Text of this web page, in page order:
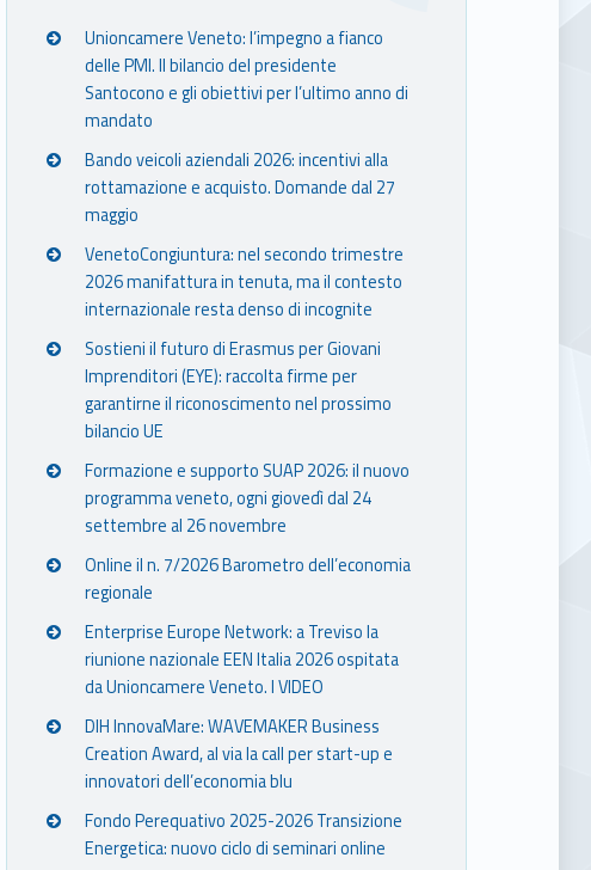
Unioncamere Veneto: l’impegno a fianco
delle PMI. Il bilancio del presidente
Santocono e gli obiettivi per l’ultimo anno di
mandato
Bando veicoli aziendali 2026: incentivi alla
rottamazione e acquisto. Domande dal 27
maggio
VenetoCongiuntura: nel secondo trimestre
2026 manifattura in tenuta, ma il contesto
internazionale resta denso di incognite
Sostieni il futuro di Erasmus per Giovani
Imprenditori (EYE): raccolta firme per
garantirne il riconoscimento nel prossimo
bilancio UE
Formazione e supporto SUAP 2026: il nuovo
programma veneto, ogni giovedì dal 24
settembre al 26 novembre
Online il n. 7/2026 Barometro dell’economia
regionale
Enterprise Europe Network: a Treviso la
riunione nazionale EEN Italia 2026 ospitata
da Unioncamere Veneto. I VIDEO
DIH InnovaMare: WAVEMAKER Business
Creation Award, al via la call per start-up e
innovatori dell’economia blu
Fondo Perequativo 2025-2026 Transizione
Energetica: nuovo ciclo di seminari online